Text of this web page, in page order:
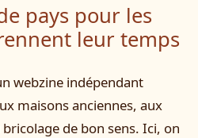
pays pour les
leur temps
webzine indépendant
maisons anciennes, aux
de bon sens. Ici, on